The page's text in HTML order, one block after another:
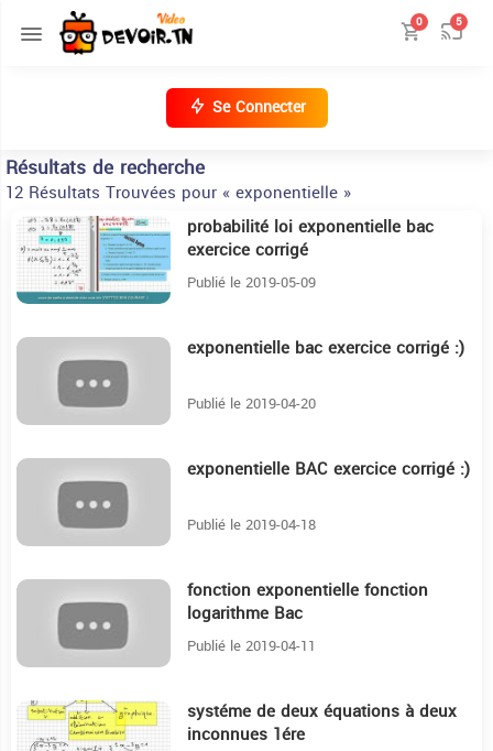
0 5
Se Connecter
Résultats de recherche
12 Résultats Trouvées pour « exponentielle »
17:54 probabilité loi exponentielle bac
exercice corrigé
Publié le 2019-05-09
exponentielle bac exercice corrigé :)
Publié le 2019-04-20
exponentielle BAC exercice corrigé :)
Publié le 2019-04-18
fonction exponentielle fonction
logarithme Bac
Publié le 2019-04-11
29:54 systéme de deux équations à deux
inconnues 1ére